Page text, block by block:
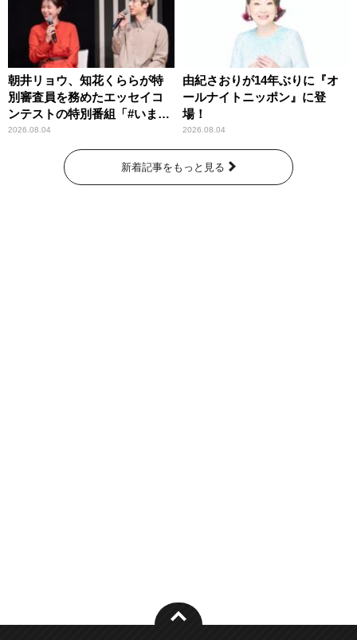
朝井リョウ、知花くららが特
別審査員を務めたエッセイコ
ンテストの特別番組「#いまあ
なたに伝えたいこと」
2026.08.04
由紀さおりが14年ぶりに『オ
ールナイトニッポン』に登
場！
2026.08.04
新着記事をもっと見る